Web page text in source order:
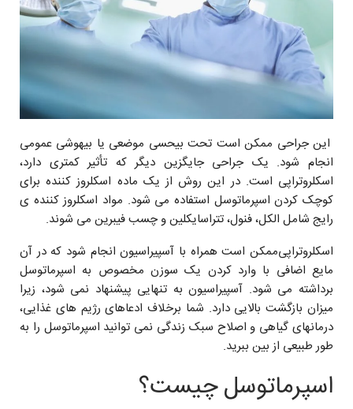
این جراحی ممکن است تحت بیحسی موضعی یا بیهوشی عمومی
انجام شود. یک جراحی جایگزین دیگر که تأثیر کمتری دارد،
اسکلروتراپی است. در این روش از یک ماده اسکلروز کننده برای
کوچک کردن اسپرماتوسل استفاده می شود.‌ مواد اسکلروز کننده ی
رایج شامل الکل، فنول، تتراسایکلین و چسب فیبرین می شوند.
اسکلروتراپی‌ممکن است همراه با آسپیراسیون انجام شود که در آن
مایع اضافی با وارد کردن یک سوزن مخصوص به اسپرماتوسل
برداشته می شود. آسپیراسیون به تنهایی پیشنهاد نمی شود، زیرا
میزان بازگشت بالایی دارد. شما برخلاف ادعاهای رژیم های غذایی،
درمانهای گیاهی و اصلاح سبک زندگی نمی توانید اسپرماتوسل را به
طور طبیعی از بین ببرید.
اسپرماتوسل چیست؟